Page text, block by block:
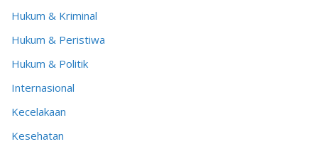
Hukum & Kriminal
Hukum & Peristiwa
Hukum & Politik
Internasional
Kecelakaan
Kesehatan